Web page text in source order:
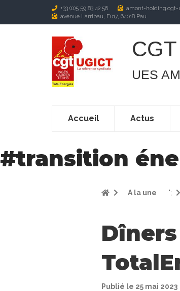
+33 (0)5 59 83 42 56
amont-holding.cgt-
avenue Larribau, F017, 64018 Pau
UES
Accueil Actus
#transition
A la une ';
Publié le 25 mai 2023